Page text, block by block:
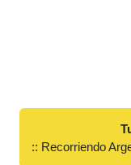
:: Recorriendo